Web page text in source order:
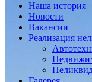
Наша история
Новости
Вакансии
Реализация